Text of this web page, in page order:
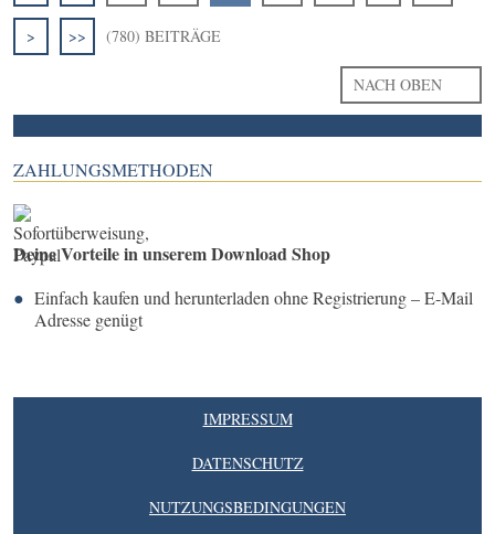
> >> (780) BEITRÄGE
NACH OBEN
ZAHLUNGSMETHODEN
Deine Vorteile in unserem Download Shop
Einfach kaufen und herunterladen ohne Registrierung – E-Mail
Adresse genügt
IMPRESSUM
DATENSCHUTZ
NUTZUNGSBEDINGUNGEN